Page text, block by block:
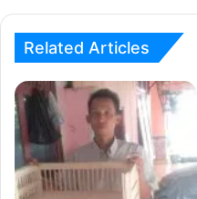
Related Articles